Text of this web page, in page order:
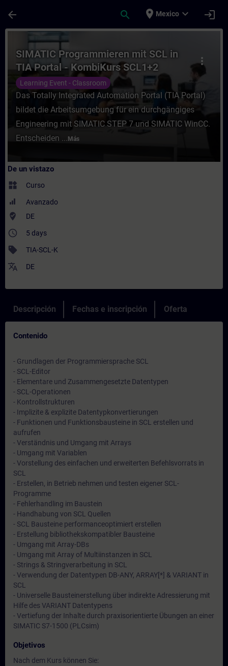
arrow_back search place Mexico expand_more login
Curso - SIMATIC Programmieren mit
more_vert
SIMATIC Programmieren mit SCL in
TIA Portal - KombiKurs SCL1+2
(Präsenz-Training)
Learning Event - Classroom
Das Totally Integrated Automation Portal (TIA Portal)
bildet die Arbeitsumgebung für ein durchgängiges
Engineering mit SIMATIC STEP 7 und SIMATIC WinCC.
Entscheiden ... Más
De un vistazo
widgets Curso
Avanzado
where_to_vote DE
access_time 5 days
sell TIA-SCL-K
translate DE
Descripción Fechas e inscripción Oferta
Contenido
- Grundlagen der Programmiersprache SCL
- SCL-Editor
- Elementare und Zusammengesetzte Datentypen
- SCL-Operationen
- Kontrollstrukturen
- Implizite & explizite Datentypkonvertierungen
- Funktionen und Funktionsbausteine in SCL erstellen und
aufrufen
- Verständnis und Umgang mit Arrays
- Umgang mit Variablen
- Vorstellung des einfachen und erweiterten Befehlsvorrats in
SCL
- Erstellen, in Betrieb nehmen und testen eigener SCL-
Programme
- Fehlerhandling im Baustein
- Handhabung von SCL Quellen
- SCL Bausteine performanceoptimiert erstellen
- Erstellung bibliothekskompatibler Bausteine
- Umgang mit Array-DBs
- Umgang mit Array of Multiinstanzen in SCL
- Strings & Stringverarbeitung in SCL
- Verwendung der Datentypen DB-ANY, ARRAY[*] & VARIANT in
SCL
- Universelle Bausteinerstellung über indirekte Adressierung mit
Hilfe des VARIANT Datentypens
- Vertiefung der Inhalte durch praxisorientierte Übungen an einer
SIMATIC S7-1500 (PLCsim)
Objetivos
Nach dem Kurs können Sie: